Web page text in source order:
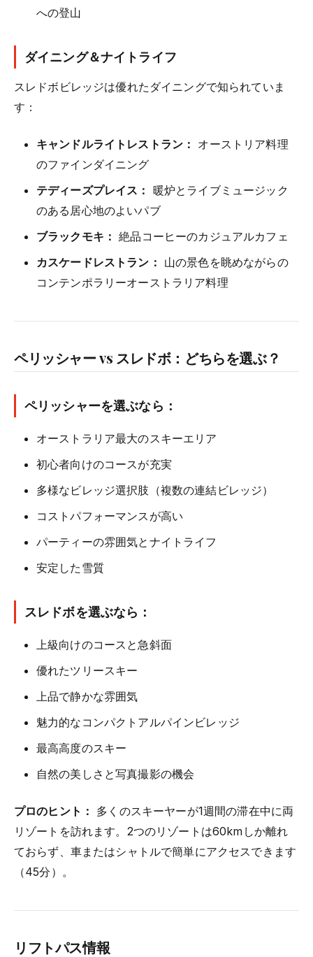
への登山
ダイニング＆ナイトライフ
スレドボビレッジは優れたダイニングで知られていま
す：
キャンドルライトレストラン： オーストリア料理
のファインダイニング
テディーズプレイス： 暖炉とライブミュージック
のある居心地のよいパブ
ブラックモキ： 絶品コーヒーのカジュアルカフェ
カスケードレストラン： 山の景色を眺めながらの
コンテンポラリーオーストラリア料理
ペリッシャー vs スレドボ：どちらを選ぶ？
ペリッシャーを選ぶなら：
オーストラリア最大のスキーエリア
初心者向けのコースが充実
多様なビレッジ選択肢（複数の連結ビレッジ）
コストパフォーマンスが高い
パーティーの雰囲気とナイトライフ
安定した雪質
スレドボを選ぶなら：
上級向けのコースと急斜面
優れたツリースキー
上品で静かな雰囲気
魅力的なコンパクトアルパインビレッジ
最高高度のスキー
自然の美しさと写真撮影の機会
プロのヒント： 多くのスキーヤーが1週間の滞在中に両
リゾートを訪れます。2つのリゾートは60kmしか離れ
ておらず、車またはシャトルで簡単にアクセスできます
（45分）。
リフトパス情報